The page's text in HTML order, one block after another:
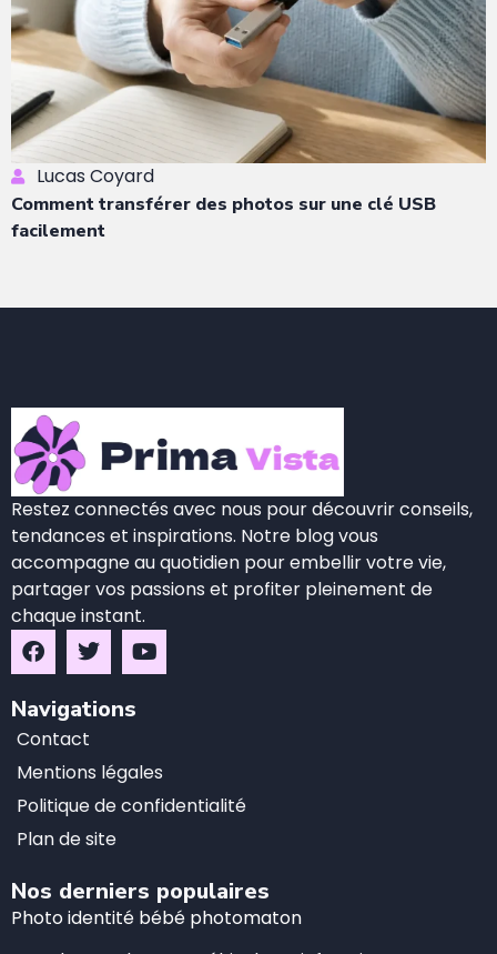
Lucas Coyard
Comment transférer des photos sur une clé USB
facilement
Restez connectés avec nous pour découvrir conseils,
tendances et inspirations. Notre blog vous
accompagne au quotidien pour embellir votre vie,
partager vos passions et profiter pleinement de
chaque instant.
Navigations
Contact
Mentions légales
Politique de confidentialité
Plan de site
Nos derniers populaires
Photo identité bébé photomaton